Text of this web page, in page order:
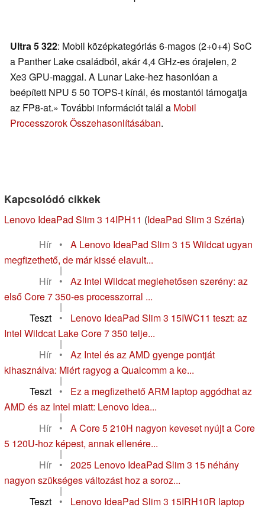
Ultra 5 322: Mobil középkategóriás 6-magos (2+0+4) SoC
a Panther Lake családból, akár 4,4 GHz-es órajelen, 2
Xe3 GPU-maggal. A Lunar Lake-hez hasonlóan a
beépített NPU 5 50 TOPS-t kínál, és mostantól támogatja
az FP8-at.» További információt talál a Mobil
Processzorok Összehasonlításában.
Kapcsolódó cikkek
Lenovo IdeaPad Slim 3 14IPH11 (IdeaPad Slim 3 Széria)
Hír
•
A Lenovo IdeaPad Slim 3 15 Wildcat ugyan
megfizethető, de már kissé elavult...
|
Hír
•
Az Intel Wildcat meglehetősen szerény: az
első Core 7 350-es processzorral ...
|
Teszt
•
Lenovo IdeaPad Slim 3 15IWC11 teszt: az
Intel Wildcat Lake Core 7 350 telje...
|
Hír
•
Az Intel és az AMD gyenge pontját
kihasználva: Miért ragyog a Qualcomm a ke...
|
Teszt
•
Ez a megfizethető ARM laptop aggódhat az
AMD és az Intel miatt: Lenovo Idea...
|
Hír
•
A Core 5 210H nagyon keveset nyújt a Core
5 120U-hoz képest, annak ellenére...
|
Hír
•
2025 Lenovo IdeaPad Slim 3 15 néhány
nagyon szükséges változást hoz a soroz...
|
Teszt
•
Lenovo IdeaPad Slim 3 15IRH10R laptop